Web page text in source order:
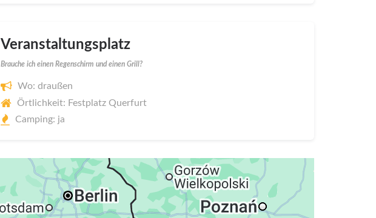
Veranstaltungsplatz
Brauche ich einen Regenschirm und einen Grill?
Wo: draußen
Örtlichkeit: Festplatz Querfurt
Camping: ja